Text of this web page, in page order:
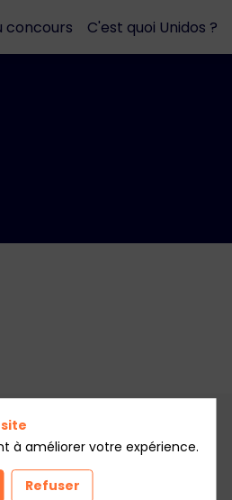
concours C'est quoi Unidos ?
à améliorer votre expérience.
Refuser